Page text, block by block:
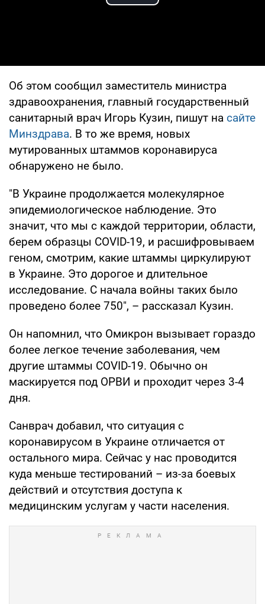
Play Video
Об этом сообщил заместитель министра
здравоохранения, главный государственный
санитарный врач Игорь Кузин, пишут на сайте
Минздрава. В то же время, новых
мутированных штаммов коронавируса
обнаружено не было.
"В Украине продолжается молекулярное
эпидемиологическое наблюдение. Это
значит, что мы с каждой территории, области,
берем образцы COVID-19, и расшифровываем
геном, смотрим, какие штаммы циркулируют
в Украине. Это дорогое и длительное
исследование. С начала войны таких было
проведено более 750", – рассказал Кузин.
Он напомнил, что Омикрон вызывает гораздо
более легкое течение заболевания, чем
другие штаммы COVID-19. Обычно он
маскируется под ОРВИ и проходит через 3-4
дня.
Санврач добавил, что ситуация с
коронавирусом в Украине отличается от
остального мира. Сейчас у нас проводится
куда меньше тестирований – из-за боевых
действий и отсутствия доступа к
медицинским услугам у части населения.